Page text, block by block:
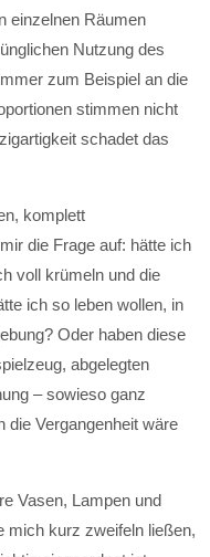
einzelnen Räumen
Nutzung des
zum Beispiel an die
stimmen nicht
schadet das
komplett
die Frage auf: hätte ich
voll krümeln und die
ich so leben wollen, in
Oder haben diese
abgelegten
– sowieso ganz
die Vergangenheit wäre
Vasen, Lampen und
mich kurz zweifeln ließen,